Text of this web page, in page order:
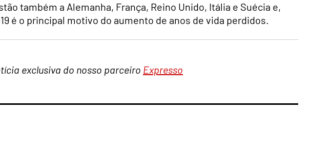
também a Alemanha, França, Reino Unido, Itália e Suécia e,
é o principal motivo do aumento de anos de vida perdidos.
exclusiva do nosso parceiro Expresso